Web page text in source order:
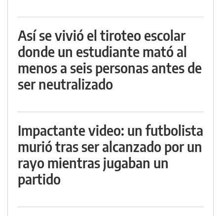
Así se vivió el tiroteo escolar
donde un estudiante mató al
menos a seis personas antes de
ser neutralizado
Impactante video: un futbolista
murió tras ser alcanzado por un
rayo mientras jugaban un
partido